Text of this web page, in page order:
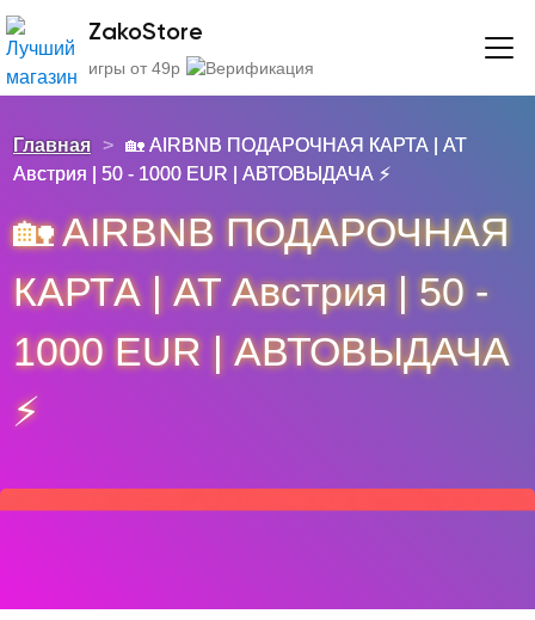
ZakoStore
игры от 49р
Главная > 🏡 AIRBNB ПОДАРОЧНАЯ КАРТА | AT
Австрия | 50 - 1000 EUR | АВТОВЫДАЧА ⚡️
🏡 AIRBNB ПОДАРОЧНАЯ
КАРТА | AT Австрия | 50 -
1000 EUR | АВТОВЫДАЧА
⚡️